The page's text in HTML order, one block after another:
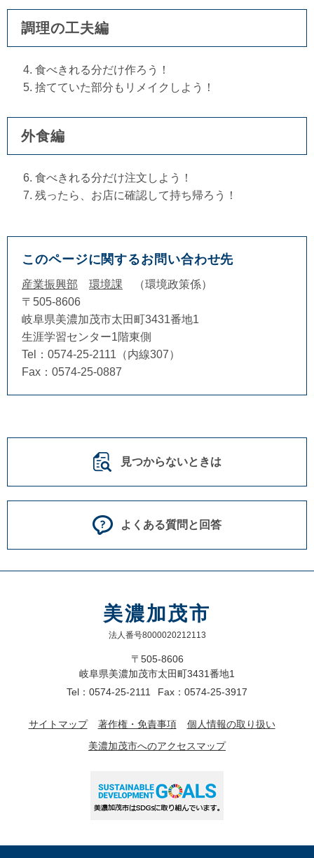
調理の工夫編
食べきれる分だけ作ろう！
捨てていた部分もリメイクしよう！​
外食編​​​
食べきれる分だけ注文しよう！
残ったら、お店に確認して持ち帰ろう！
このページに関するお問い合わせ先
産業振興部 環境課
環境政策係
〒505-8606
岐阜県美濃加茂市太田町3431番地1
生涯学習センター1階東側
Tel：0574-25-2111（内線307）
Fax：0574-25-0887
見つからないときは
よくある質問と回答
美濃加茂市
法人番号8000020212113
〒505-8606
岐阜県美濃加茂市太田町3431番地1
Tel：0574-25-2111
Fax：0574-25-3917
サイトマップ 著作権・免責事項
個人情報の取り扱い
美濃加茂市へのアクセスマップ